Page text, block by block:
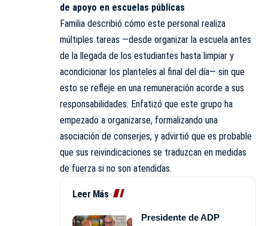
de apoyo en escuelas públicas
Familia describió cómo este personal realiza
múltiples tareas —desde organizar la escuela antes
de la llegada de los estudiantes hasta limpiar y
acondicionar los planteles al final del día— sin que
esto se refleje en una remuneración acorde a sus
responsabilidades. Enfatizó que este grupo ha
empezado a organizarse, formalizando una
asociación de conserjes, y advirtió que es probable
que sus reivindicaciones se traduzcan en medidas
de fuerza si no son atendidas.
Leer Más
Presidente de ADP